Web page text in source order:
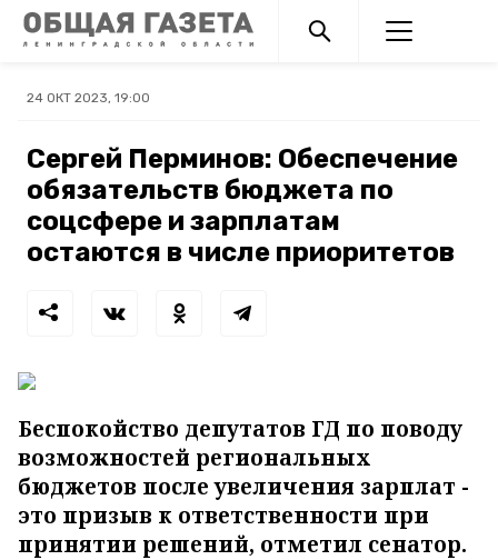
24 ОКТ 2023, 19:00
Сергей Перминов: Обеспечение
обязательств бюджета по
соцсфере и зарплатам
остаются в числе приоритетов
Беспокойство депутатов ГД по поводу
возможностей региональных
бюджетов после увеличения зарплат -
это призыв к ответственности при
принятии решений, отметил сенатор.